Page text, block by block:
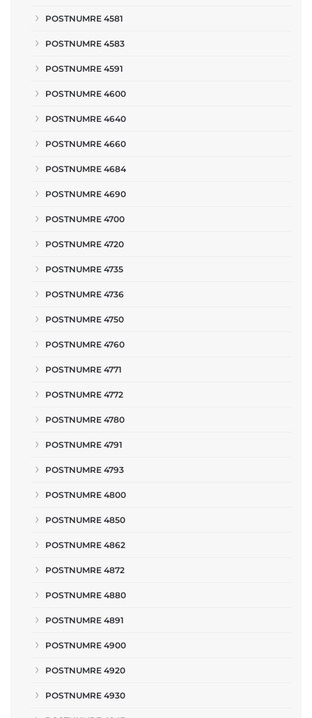
POSTNUMRE 4581
POSTNUMRE 4583
POSTNUMRE 4591
POSTNUMRE 4600
POSTNUMRE 4640
POSTNUMRE 4660
POSTNUMRE 4684
POSTNUMRE 4690
POSTNUMRE 4700
POSTNUMRE 4720
POSTNUMRE 4735
POSTNUMRE 4736
POSTNUMRE 4750
POSTNUMRE 4760
POSTNUMRE 4771
POSTNUMRE 4772
POSTNUMRE 4780
POSTNUMRE 4791
POSTNUMRE 4793
POSTNUMRE 4800
POSTNUMRE 4850
POSTNUMRE 4862
POSTNUMRE 4872
POSTNUMRE 4880
POSTNUMRE 4891
POSTNUMRE 4900
POSTNUMRE 4920
POSTNUMRE 4930